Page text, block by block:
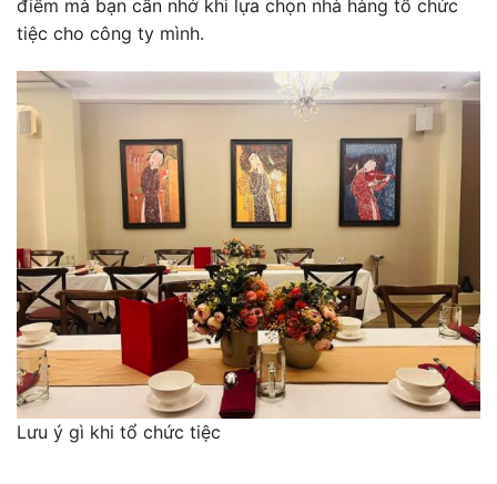
điểm mà bạn cần nhớ khi lựa chọn nhà hàng tổ chức
tiệc cho công ty mình.
Lưu ý gì khi tổ chức tiệc